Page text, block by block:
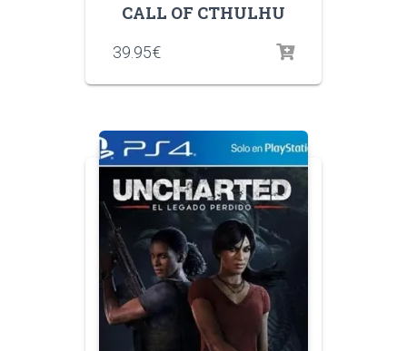
CALL OF CTHULHU
39.95€